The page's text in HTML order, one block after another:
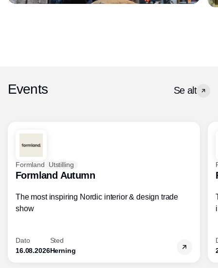
Events Se alt
Formland Utstilling
Formland Autumn
The most inspiring Nordic interior & design trade
show
Dato
16.08.2026
Sted
Herning